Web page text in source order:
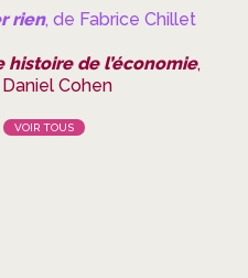
rien, de Fabrice Chillet
histoire de l’économie,
Cohen
VOIR TOUS